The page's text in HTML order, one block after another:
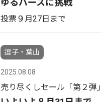
ゆるバースに挑戦
投票９月27日まで
逗子・葉山
2025.08.08
売り尽くしセール「第２弾」